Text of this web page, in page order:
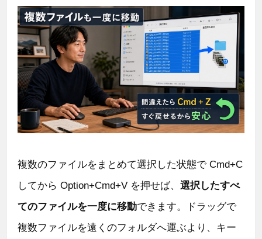
複数のファイルをまとめて選択した状態で Cmd+C
してから Option+Cmd+V を押せば、 選択したすべ
てのファイルを一度に移動できます。ドラッグで
複数ファイルを遠くのフォルダへ運ぶより、キー